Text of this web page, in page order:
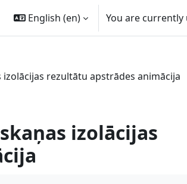
English ‎(en)‎ You are currently
rezultātu apstrādes animācija
izolācijas